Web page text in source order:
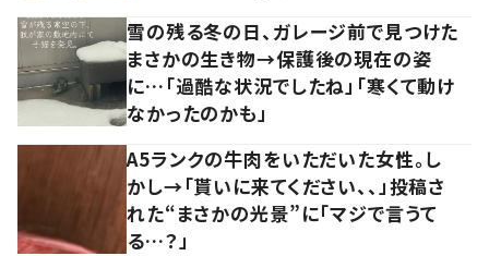
雪の残る冬の日、ガレージ前で見つけた
まさかの生き物→保護後の現在の姿
に…「過酷な状況でしたね」「寒くて動け
なかったのかも」
A5ランクの牛肉をいただいた女性。し
かし→「貰いに来てください、、」投稿さ
れた“まさかの光景”に「マジで言うて
る…？」